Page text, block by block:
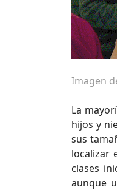
Imagen
La
hijos y
sus
localizar
clases
aunque